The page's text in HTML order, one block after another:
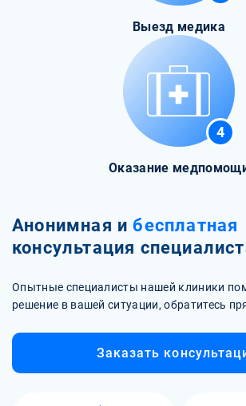
Выезд медика
4
Оказание
Анонимная и бесплатная
консультация
Опытные специалисты нашей клиники
решение в вашей ситуации, обратитесь
Заказать